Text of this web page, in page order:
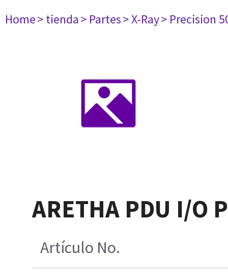
Home> tienda> Partes> X-Ray> Precision
ARETHA PDU I/O
Artículo No.